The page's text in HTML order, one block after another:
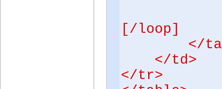
[/loop]
</
</td>
</tr>